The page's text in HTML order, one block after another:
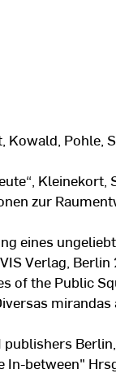
Kowald, Pohle,
Kleinekort,
zur
eines
Verlag, Berlin
of the Public
mirandas
publishers
between"